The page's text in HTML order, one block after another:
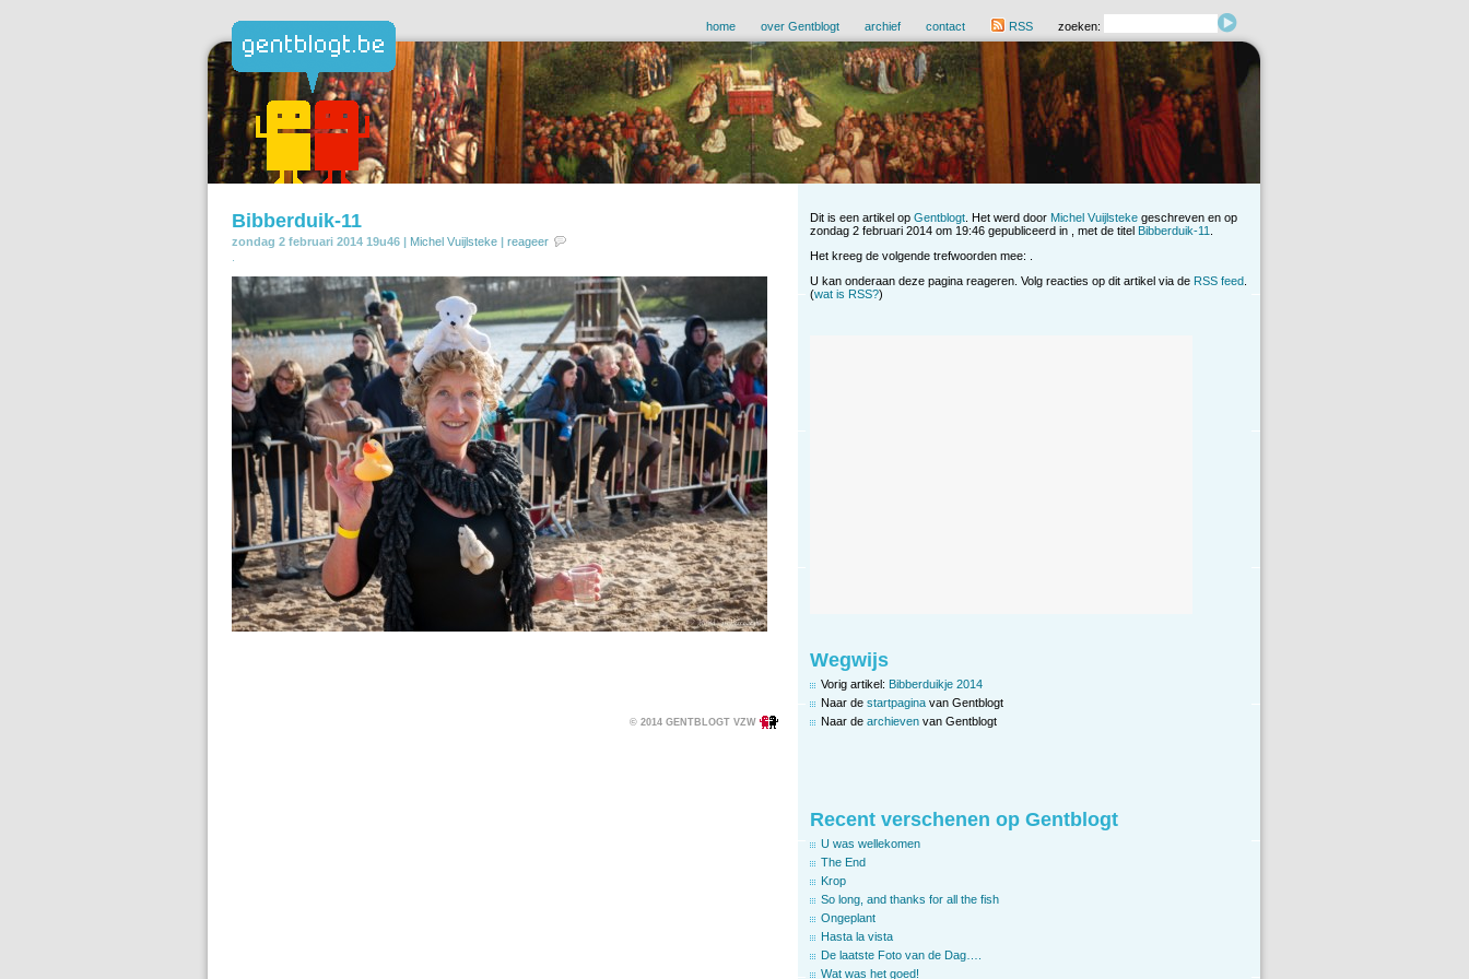
home over Gentblogt archief contact RSS zoeken:
Bibberduik-11
zondag 2 februari 2014 19u46 | Michel Vuijlsteke | reageer
© 2014 GENTBLOGT VZW
Dit is een artikel op Gentblogt . Het werd door Michel Vuijlsteke geschreven en op
zondag 2 februari 2014 om 19:46 gepubliceerd in , met de titel Bibberduik-11
Het kreeg de volgende trefwoorden mee: .
U kan onderaan deze pagina reageren. Volg reacties op dit artikel via de RSS feed.
(wat is RSS?)
Wegwijs
Vorig artikel: Bibberduikje 2014
Naar de startpagina van Gentblogt
Naar de archieven van Gentblogt
Recent verschenen op Gentblogt
U was wellekomen
The End
Krop
So long, and thanks for all the fish
Ongeplant
Hasta la vista
De laatste Foto van de Dag….
Wat was het goed!